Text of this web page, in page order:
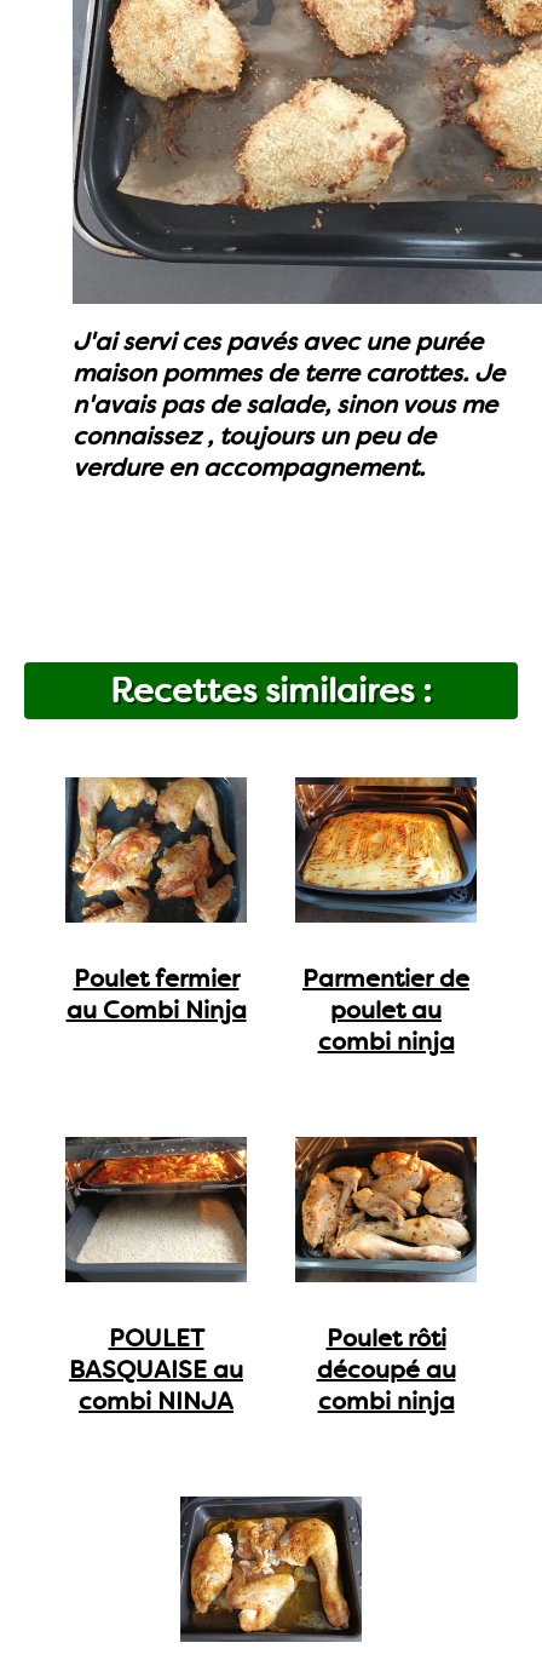
J'ai servi ces pavés avec une purée
maison pommes de terre carottes. Je
n'avais pas de salade, sinon vous me
connaissez , toujours un peu de
verdure en accompagnement.
Recettes similaires :
Poulet fermier
au Combi Ninja
Parmentier de
poulet au
combi ninja
POULET
BASQUAISE au
combi NINJA
Poulet rôti
découpé au
combi ninja